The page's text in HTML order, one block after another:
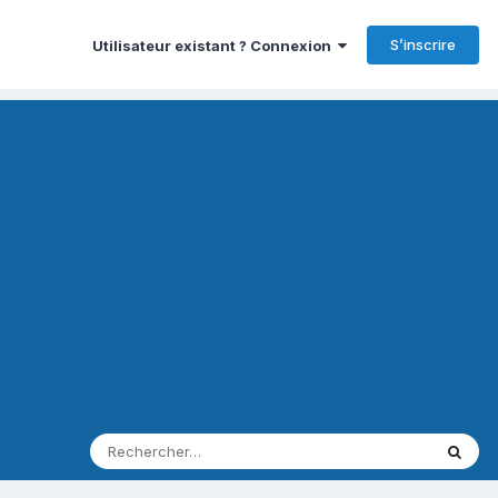
Utilisateur existant ? Connexion S’inscrire